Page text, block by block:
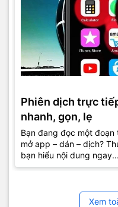
Phiên dịch trực
nhanh, gọn, lẹ
Bạn đang đọc một
mở app – dán – dịch?
bạn hiểu nội dung ngay...
Xem